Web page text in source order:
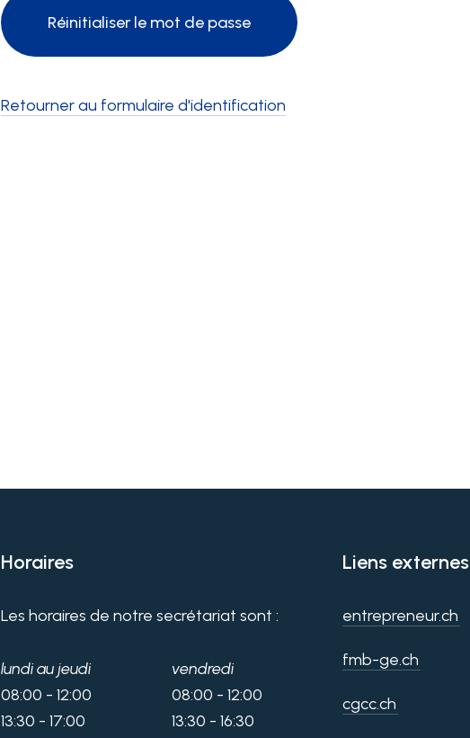
Retourner au formulaire d'identification
Horaires
Les horaires de notre secrétariat sont :
lundi au jeudi
08:00 - 12:00
13:30 - 17:00
vendredi
08:00 - 12:00
13:30 - 16:30
Liens externes
entrepreneur.ch
fmb-ge.ch
cgcc.ch